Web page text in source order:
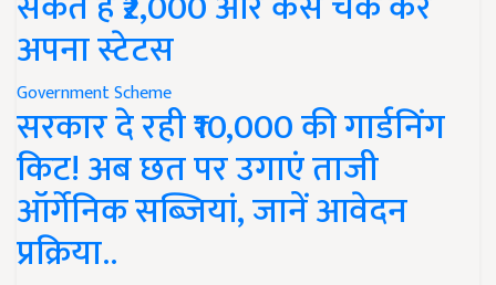
अपना स्टेटस
Government Scheme
सरकार दे रही ₹10,000 की गार्डनिंग
किट! अब छत पर उगाएं ताजी
ऑर्गेनिक सब्जियां, जानें आवेदन
प्रक्रिया..